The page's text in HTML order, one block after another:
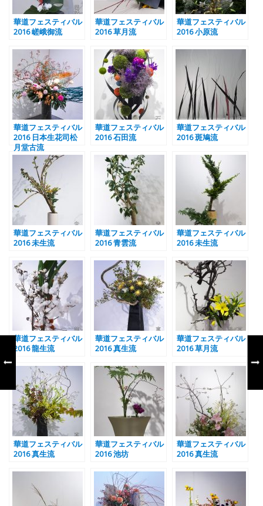
華道フェスティバル
2016 嵯峨御流
華道フェスティバル
2016 草月流
華道フェスティバル
2016 小原流
華道フェスティバル
2016 日本生花司松
月堂古流
華道フェスティバル
2016 石田流
華道フェスティバル
2016 斑鳩流
華道フェスティバル
2016 未生流
華道フェスティバル
2016 青雲流
華道フェスティバル
2016 未生流
華道フェスティバル
2016 龍生流
華道フェスティバル
2016 真生流
華道フェスティバル
2016 草月流
華道フェスティバル
2016 真生流
華道フェスティバル
2016 池坊
華道フェスティバル
2016 真生流